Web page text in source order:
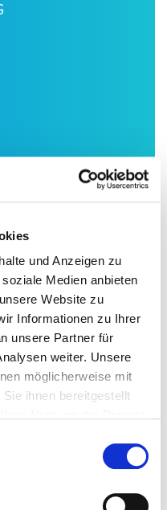
und Anzeigen zu
Medien anbieten
Website zu
Informationen zu Ihrer
unsere Partner für
weiter. Unsere
möglicherweise mit
ihnen bereitgestellt